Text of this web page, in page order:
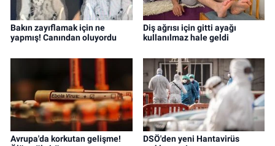
Bakın zayıflamak için ne
yapmış! Canından oluyordu
Diş ağrısı için gitti ayağı
kullanılmaz hale geldi
Avrupa'da korkutan gelişme!
DSÖ'den yeni Hantavirüs